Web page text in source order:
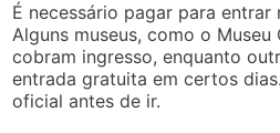
É necessário pagar para entrar
Alguns museus, como o Museu
cobram ingresso, enquanto
entrada gratuita em certos
oficial antes de ir.